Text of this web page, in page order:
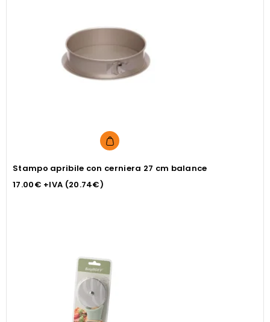
Stampo apribile con cerniera 27 cm balance
17.00€ +IVA (20.74€)